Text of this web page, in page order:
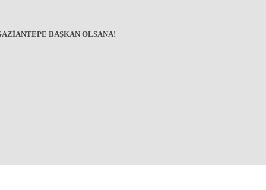
BAŞKAN OLSANA!